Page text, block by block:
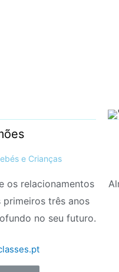
e Crianças
os relacionamentos
primeiros três anos
no seu futuro.